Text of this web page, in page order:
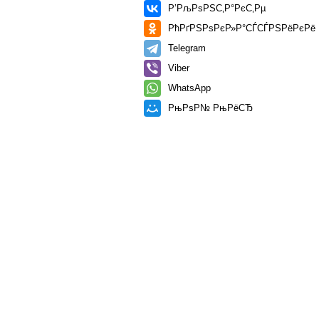
Р’РљРѕРЅС‚Р°РєС‚Рµ
РћРґРЅРѕРєР»Р°СЃСЃРЅРёРєРё
Telegram
Viber
WhatsApp
РњРѕР№ РњРёСЂ